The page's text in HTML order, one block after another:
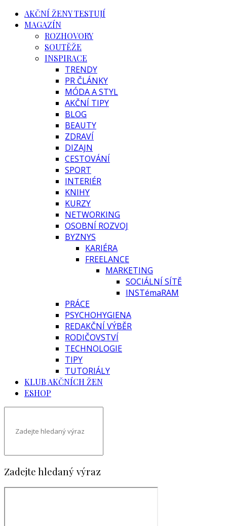
AKČNÍ ŽENY TESTUJÍ
MAGAZÍN
ROZHOVORY
SOUTĚŽE
INSPIRACE
TRENDY
PR ČLÁNKY
MÓDA A STYL
AKČNÍ TIPY
BLOG
BEAUTY
ZDRAVÍ
DIZAJN
CESTOVÁNÍ
SPORT
INTERIÉR
KNIHY
KURZY
NETWORKING
OSOBNÍ ROZVOJ
BYZNYS
KARIÉRA
FREELANCE
MARKETING
SOCIÁLNÍ SÍTĚ
INSTémaRAM
PRÁCE
PSYCHOHYGIENA
REDAKČNÍ VÝBĚR
RODIČOVSTVÍ
TECHNOLOGIE
TIPY
TUTORIÁLY
KLUB AKČNÍCH ŽEN
ESHOP
Zadejte hledaný výraz